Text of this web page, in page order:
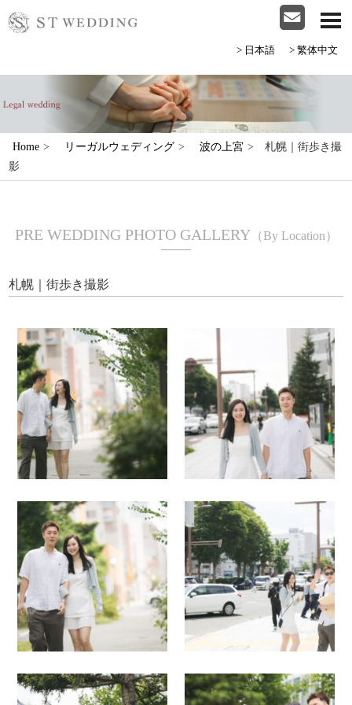
>日本語 >繁体中文
Home > リーガルウェディング > 波の上宮 >
札幌｜街歩き撮
影
PRE WEDDING PHOTO GALLERY （By Location）
札幌｜街歩き撮影